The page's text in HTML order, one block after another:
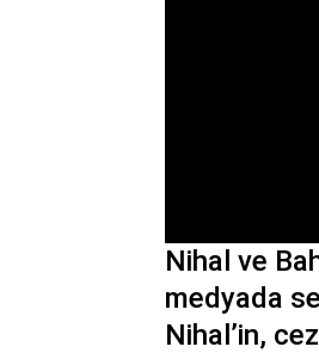
Nihal ve
medyada
Nihal’in,